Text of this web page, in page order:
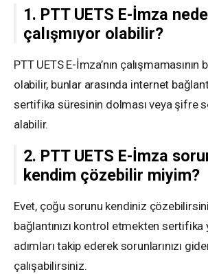
1. PTT UETS E-İmza
çalışmıyor olabilir?
PTT UETS E-İmza’nın çalışmamasının
olabilir, bunlar arasında internet
sertifika süresinin dolması veya şifre
alabilir.
2. PTT UETS E-İmza
kendim çözebilir miyim?
Evet, çoğu sorunu kendiniz
bağlantınızı kontrol etmekten
adımları takip ederek sorunlarınızı
çalışabilirsiniz.